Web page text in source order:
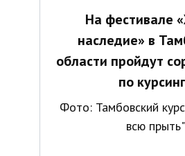
На фестивале
наследие» в
области пройдут
по
Фото: Тамбовский
всю прыть"